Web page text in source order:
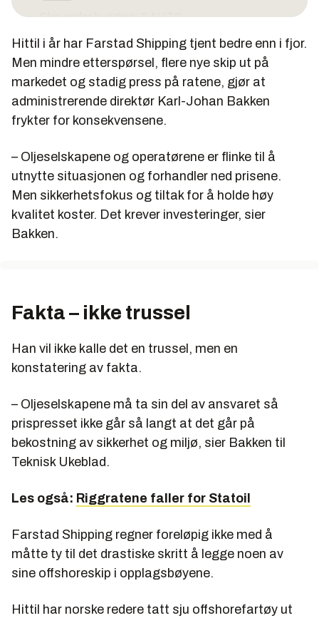
Skip under bygging: 2 AHTS
Hovedkontor: Ålesund. Driftskontorer også i
Aberdeen, Melbourne, Singapore og Macaé.
Antall seilende: ca 1.550
Brasil: 13
Australia/Østen: 25
Vest- Afrika: 1
Hittil i år har Farstad Shipping tjent bedre enn i fjor.
Men mindre etterspørsel, flere nye skip ut på
markedet og stadig press på ratene, gjør at
administrerende direktør Karl-Johan Bakken
frykter for konsekvensene.
– Oljeselskapene og operatørene er flinke til å
utnytte situasjonen og forhandler ned prisene.
Men sikkerhetsfokus og tiltak for å holde høy
kvalitet koster. Det krever investeringer, sier
Bakken.
Fakta – ikke trussel
Han vil ikke kalle det en trussel, men en
konstatering av fakta.
– Oljeselskapene må ta sin del av ansvaret så
prispresset ikke går så langt at det går på
bekostning av sikkerhet og miljø, sier Bakken til
Teknisk Ukeblad.
Les også: Riggratene faller for Statoil
Farstad Shipping regner foreløpig ikke med å
måtte ty til det drastiske skritt å legge noen av
sine offshoreskip i opplagsbøyene.
Hittil har norske redere tatt sju offshorefartøy ut